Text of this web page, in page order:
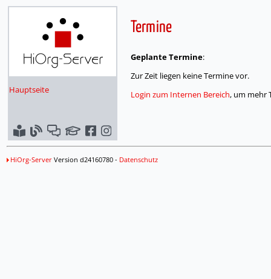
Hauptseite
Termine
Geplante Termine:
Zur Zeit liegen keine Termine vor.
Login zum Internen Bereich, um mehr
HiOrg-ServerVersion d24160780 - Datenschutz